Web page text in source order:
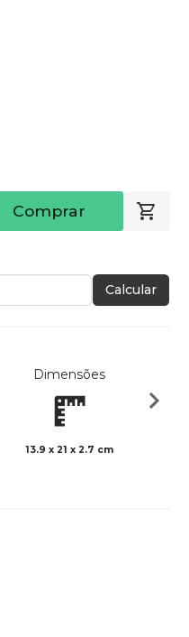
Comprar
Calcular
Dimensões
13.9 x 21 x 2.7 cm